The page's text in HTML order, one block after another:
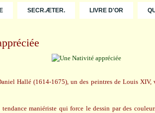
SECR.ÆTER. LIVRE D'OR
Hallé (1614-1675), un des peintres de Louis XIV,
tendance maniériste qui force le dessin par des